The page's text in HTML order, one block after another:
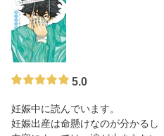
5.0
妊娠中に読んでいます。
妊娠出産は命懸けなのが分かるし